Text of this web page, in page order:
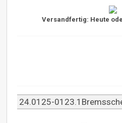
Versandfertig: Heute
24.0125-